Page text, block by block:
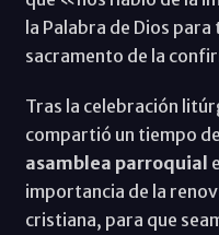
la Palabra de Dios
sacramento de la
Tras la celebración
compartió un tiempo
asamblea parroquial
importancia de la
cristiana, para que